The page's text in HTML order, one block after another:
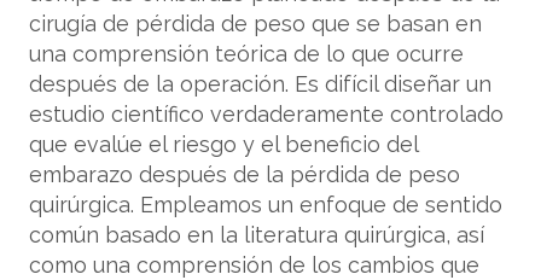
cirugía de pérdida de peso que se basan en
una comprensión teórica de lo que ocurre
después de la operación. Es difícil diseñar un
estudio científico verdaderamente controlado
que evalúe el riesgo y el beneficio del
embarazo después de la pérdida de peso
quirúrgica. Empleamos un enfoque de sentido
común basado en la literatura quirúrgica, así
como una comprensión de los cambios que